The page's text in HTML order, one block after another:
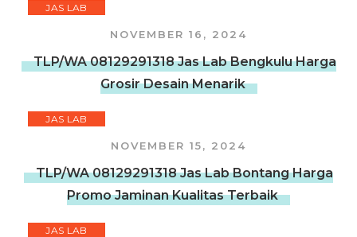
JAS LAB
NOVEMBER 16, 2024
TLP/WA 08129291318 Jas Lab Bengkulu Harga
Grosir Desain Menarik
JAS LAB
NOVEMBER 15, 2024
TLP/WA 08129291318 Jas Lab Bontang Harga
Promo Jaminan Kualitas Terbaik
JAS LAB